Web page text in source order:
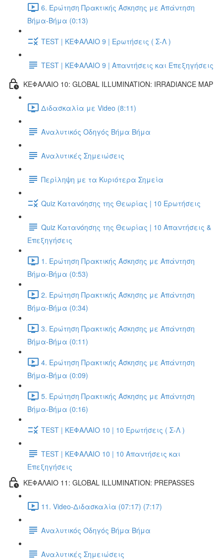
6. Ερώτηση Πρακτικής Άσκησης με Απάντηση
Βήμα-Βήμα (0:13)
TEST | ΚΕΦΑΛΑΙΟ 9 | Ερωτήσεις ( Σ-Λ )
TEST | ΚΕΦΑΛΑΙΟ 9 | Απαντήσεις και Επεξηγήσεις
ΚΕΦΑΛΑΙΟ 10: GLOBAL ILLUMINATION: IRRADIANCE MAP
Διδασκαλία με Video (8:11)
Αναλυτικός Οδηγός Βήμα Βήμα
Αναλυτικές Σημειώσεις
Περίληψη με τα Κυριότερα Σημεία
Quiz Κατανόησης της Θεωρίας | 10 Ερωτήσεις
Quiz Κατανόησης της Θεωρίας | 10 Απαντήσεις &
Επεξηγήσεις
1. Ερώτηση Πρακτικής Άσκησης με Απάντηση
Βήμα-Βήμα (0:53)
2. Ερώτηση Πρακτικής Άσκησης με Απάντηση
Βήμα-Βήμα (0:34)
3. Ερώτηση Πρακτικής Άσκησης με Απάντηση
Βήμα-Βήμα (0:11)
4. Ερώτηση Πρακτικής Άσκησης με Απάντηση
Βήμα-Βήμα (0:09)
5. Ερώτηση Πρακτικής Άσκησης με Απάντηση
Βήμα-Βήμα (0:16)
TEST | ΚΕΦΑΛΑΙΟ 10 | 10 Ερωτήσεις ( Σ-Λ )
TEST | ΚΕΦΑΛΑΙΟ 10 | 10 Απαντήσεις και
Επεξηγήσεις
ΚΕΦΑΛΑΙΟ 11: GLOBAL ILLUMINATION: PREPASSES
11. Video-Διδασκαλία (07:17) (7:17)
Αναλυτικός Οδηγός Βήμα Βήμα
Αναλυτικές Σημειώσεις